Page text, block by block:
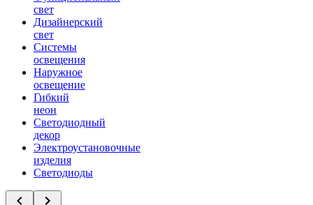
свет
Дизайнерский
свет
Системы
освещения
Наружное
освещение
Гибкий
неон
Светодиодный
декор
Электроустановочные
изделия
Светодиоды